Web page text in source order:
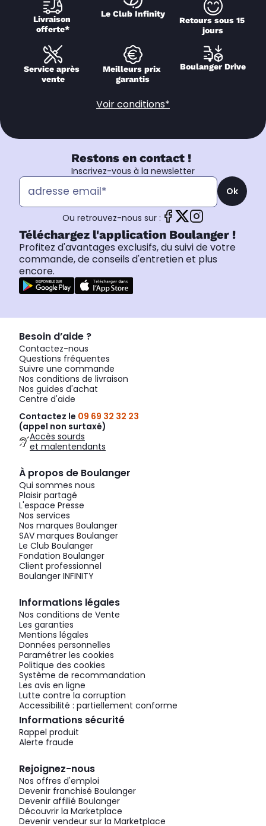
Livraison
offerte*
Le Club Infinity
Retours sous 15
jours
Service après
vente
Meilleurs prix
garantis
Boulanger Drive
Voir conditions*
Restons en contact !
Inscrivez-vous à la newsletter
Ok
Ou retrouvez-nous sur :
Téléchargez l'application Boulanger !
Profitez d'avantages exclusifs, du suivi de votre
commande, de conseils d'entretien et plus
encore.
Besoin d’aide ?
Contactez-nous
Questions fréquentes
Suivre une commande
Nos conditions de livraison
Nos guides d'achat
Centre d'aide
Contactez le 09 69 32 32 23
(appel non surtaxé)
Accès sourds
et malentendants
À propos de Boulanger
Qui sommes nous
Plaisir partagé
L'espace Presse
Nos services
Nos marques Boulanger
SAV marques Boulanger
Le Club Boulanger
Fondation Boulanger
Client professionnel
Boulanger INFINITY
Informations légales
Nos conditions de Vente
Les garanties
Mentions légales
Données personnelles
Paramétrer les cookies
Politique des cookies
Système de recommandation
Les avis en ligne
Lutte contre la corruption
Accessibilité : partiellement conforme
Informations sécurité
Rappel produit
Alerte fraude
Rejoignez-nous
Nos offres d'emploi
Devenir franchisé Boulanger
Devenir affilié Boulanger
Découvrir la Marketplace
Devenir vendeur sur la Marketplace